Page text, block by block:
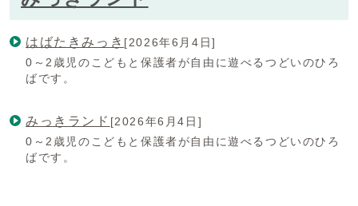
はばたきみっき [2026年6月4日]
0～2歳児のこどもと保護者が自由に遊べるつどいのひろ
ばです。
みっきランド [2026年6月4日]
0～2歳児のこどもと保護者が自由に遊べるつどいのひろ
ばです。